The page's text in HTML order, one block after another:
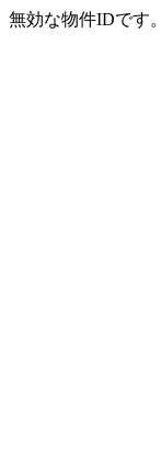
無効な物件IDです。